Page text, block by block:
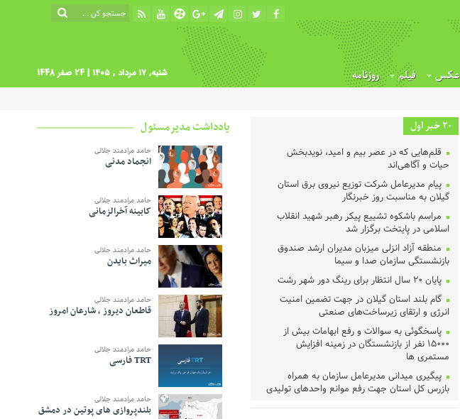
عکس فیلم روزنامه شنبه, ۱۷ مرداد , ۱۴۰۵ | 24 صفر 1448
20 خبر اول
قلم‌هایی که در عصر بیم و امید، نویدبخش
حیات و آگاهی‌اند
پیام مدیرعامل شرکت توزیع نیروی برق استان
گیلان به مناسبت روز خبرنگار ‌
مراسم باشکوه تشییع پیکر رهبر شهید انقلاب
اسلامی در پایتخت برگزار شد
منطقه آزاد انزلی میزبان مدیران ارشد صندوق
بازنشستگی سازمان صدا و سیما
پایان ۲۰ سال انتظار برای رینگ دور شهر رشت
گام بلند استان گیلان در جهت تضمین امنیت
انرژی و ارتقای زیرساخت‌های صنعتی
پاسخگوئی به سوالات و رفع ابهامات بیش از
۱۵۰۰۰ نفر از بازنشستگان در زمینه افزایش
مستمری ها
پیگیری میدانی مدیرعامل سازمان به همراه
بازرس کل استان جهت رفع موانع واحدهای تولیدی
یادداشت مدیرمسئول
حامد مرادمند جلالی
انجماد مدنی
حامد مرادمند جلالی
کابینه آخرالزمانی
حامد مرادمند جلالی
میراث بایدن
حامد مرادمند جلالی
قاطعان دیروز ، شارعان امروز
حامد مرادمند جلالی
TRT فارسی
حامد مرادمند جلالی
بلندپروازی های پوتین در دمشق